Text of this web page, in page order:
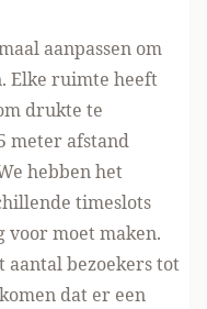
aanpassen om
Elke ruimte heeft
drukte te
meter afstand
hebben het
timeslots
moet maken.
aantal bezoekers tot
dat er een